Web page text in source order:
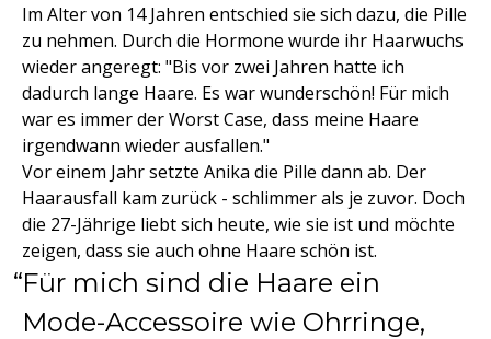
Im Alter von 14 Jahren entschied sie sich dazu, die Pille
zu nehmen. Durch die Hormone wurde ihr Haarwuchs
wieder angeregt: "Bis vor zwei Jahren hatte ich
dadurch lange Haare. Es war wunderschön! Für mich
war es immer der Worst Case, dass meine Haare
irgendwann wieder ausfallen."
Vor einem Jahr setzte Anika die Pille dann ab. Der
Haarausfall kam zurück - schlimmer als je zuvor. Doch
die 27-Jährige liebt sich heute, wie sie ist und möchte
zeigen, dass sie auch ohne Haare schön ist.
Für mich sind die Haare ein
Mode-Accessoire wie Ohrringe,